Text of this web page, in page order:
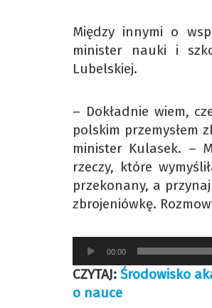
Między innymi o
minister nauki i
Lubelskiej.
– Dokładnie wiem,
polskim przemysłem
minister Kulasek. –
rzeczy, które
przekonany, a
zbrojeniówkę.
Odtwarzacz
plików
dźwiękowych
00:00
CZYTAJ: Środowisko
o nauce